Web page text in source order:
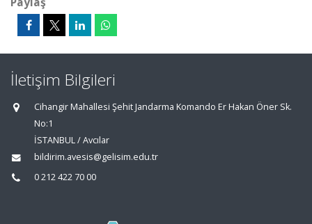
İletişim Bilgileri
Cihangir Mahallesi Şehit Jandarma Komando Er Hakan Öner Sk.
No:1
İSTANBUL / Avcılar
bildirim.avesis@gelisim.edu.tr
0 212 422 70 00